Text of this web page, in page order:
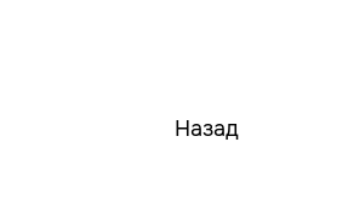
Назад